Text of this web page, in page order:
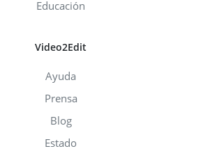
Educación
Video2Edit
Ayuda
Prensa
Blog
Estado